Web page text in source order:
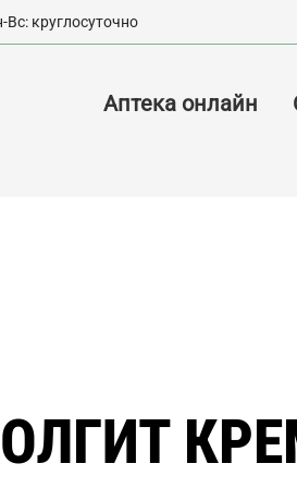
Вс: круглосуточно
Аптека онлайн